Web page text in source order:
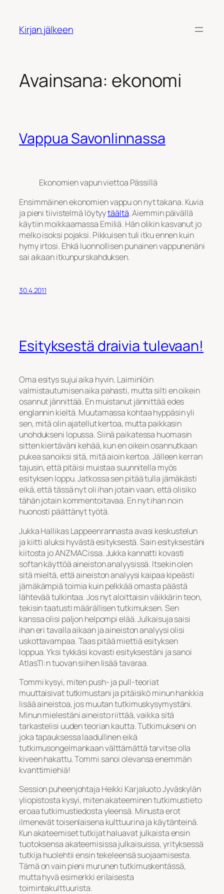
Kirjan jälkeen
Avainsana: ekonomi
Vappua Savonlinnassa
Ekonomien vapun viettoa Pässillä
Ensimmäinen ekonomien vappu on nyt takana. Kuvia
ja pieni tiivistelmä löytyytäältä. Aiemmin päivällä
käytiin moikkaamassa Emiliä. Hän olikin kasvanut jo
melko isoksi pojaksi. Pikkuisen tuli itku ennen kuin
hymy irtosi. Ehkä luonnollisen punainen vappunenäni
sai aikaan itkunpurskahduksen.
30.4.2011
Esityksestä draivia tulevaan!
Oma esitys sujui aika hyvin. Laiminlöin
valmistautumisen aika pahasti, mutta silti en oikein
osannut jännittää. En muistanut jännittää edes
englannin kieltä. Muutamassa kohtaa hyppäsin yli
sen, mitä olin ajatellut kertoa, mutta paikkasin
unohdukseni lopussa. Siinä paikatessa huomasin
sitten kiertäväni kehää, kun en oikein osannutkaan
pukea sanoiksi sitä, mitä aioin kertoa. Jälleen kerran
tajusin, että pitäisi muistaa suunnitella myös
esityksen loppu. Jatkossa sen pitää tulla jämäkästi
eikä, että tässä nyt oli ihan jotain vaan, että olisiko
tähän jotain kommentoitavaa. En nyt ihan noin
huonosti päättänyt työtä.
Jukka Hallikas Lappeenrannasta avasi keskustelun
ja kiitti aluksi hyvästä esityksestä. Sain esityksestäni
kiitosta jo ANZMACissa. Jukka kannatti kovasti
softan käyttöä aineiston analyysissä. Itsekin olen
sitä mieltä, että aineiston analyysi kaipaa kipeästi
jämäkämpiä toimia kuin pelkkää omasta päästä
lähtevää tulkintaa. Jos nyt aloittaisin väikkärin teon,
tekisin taatusti määrällisen tutkimuksen. Sen
kanssa olisi paljon helpompi elää. Julkaisuja saisi
ihan eri tavalla aikaan ja aineiston analyysi olisi
uskottavampaa. Taas pitää miettiä esityksen
loppua. Yksi tykkäsi kovasti esityksestäni ja sanoi
AtlasTI:n tuovan siihen lisää tavaraa.
Tommi kysyi, miten push- ja pull-teoriat
muuttaisivat tutkimustani ja pitäisikö minun hankkia
lisää aineistoa, jos muutan tutkimuskysymystäni.
Minun mielestäni aineisto riittää, vaikka sitä
tarkastelisi uuden teorian kautta. Tutkimukseni on
joka tapauksessa laadullinen eikä
tutkimusongelmankaan välttämättä tarvitse olla
kiveen hakattu. Tommi sanoi olevansa enemmän
kvanttimiehiä!
Session puheenjohtaja Heikki Karjaluoto Jyväskylän
yliopistosta kysyi, miten akateeminen tutkimustieto
eroaa tutkimustiedosta yleensä. Minusta erot
ilmenevät toisenlaisena kulttuurina ja käytänteinä.
Kun akateemiset tutkijat haluavat julkaista ensin
tuotoksensa akateemisissa julkaisuissa, yrityksessä
tutkija huolehtii ensin tekeleensä suojaamisesta.
Tämä on vain pieni murunen tutkimuskentässä,
mutta hyvä esimerkki erilaisesta
toimintakulttuurista.